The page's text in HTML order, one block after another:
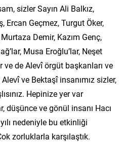
sizler Sayın Ali Balkız,
Ercan Geçmez, Turgut Öker,
Demir, Kazım Genç,
Musa Eroğlu’lar, Neşet
ve de Alevî örgüt başkanları ve
ve Bektaşî insanımız sizler,
Hepinize yer var
düşünce ve gönül insanı Hacı
nedeniyle bu etkinliği
zorluklarla karşılaştık.